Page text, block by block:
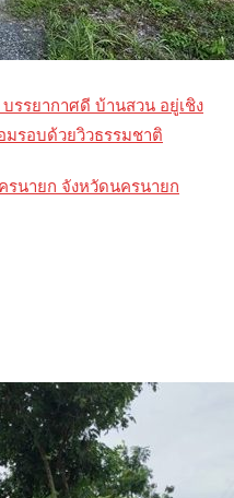
รรยากาศดี บ้านสวน อยู่เชิง
มรอบด้วยวิวธรรมชาติ
รนายก จังหวัดนครนายก